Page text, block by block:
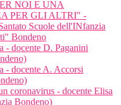
NOI E UNA
PER GLI ALTRI" -
Scuole dell'INfanzia
Bondeno
- docente D. Paganini
- docente A. Accorsi
coronavirus - docente Elisa
Bondeno)